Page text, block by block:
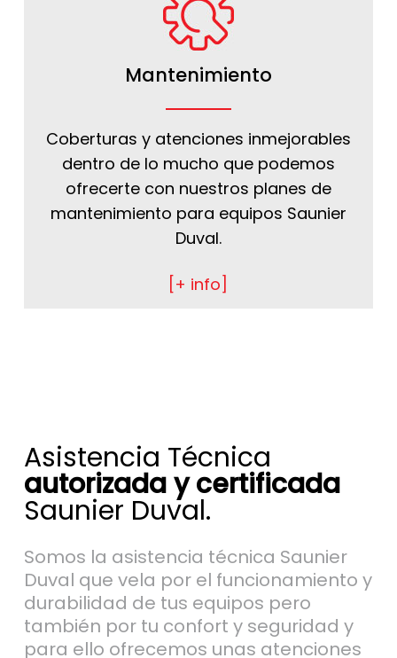
Mantenimiento
Coberturas y atenciones inmejorables
dentro de lo mucho que podemos
ofrecerte con nuestros planes de
mantenimiento para equipos Saunier
Duval.
[+ info]
Asistencia Técnica
autorizada y certificada
Saunier Duval.
Somos la asistencia técnica Saunier
Duval que vela por el funcionamiento y
durabilidad de tus equipos pero
también por tu confort y seguridad y
para ello ofrecemos unas atenciones